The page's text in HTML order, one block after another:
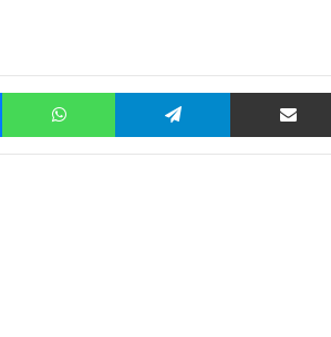
Messenger WhatsApp Telegram